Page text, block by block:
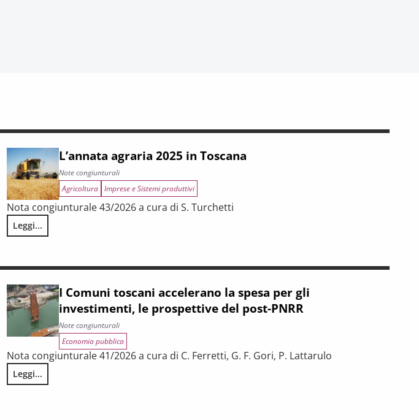
L’annata agraria 2025 in Toscana
Note congiunturali
Agricoltura Imprese e Sistemi produttivi
Nota congiunturale 43/2026 a cura di S. Turchetti
Leggi...
L’annata agraria 2025 in Toscana
I Comuni toscani accelerano la spesa per gli
investimenti, le prospettive del post-PNRR
Note congiunturali
Economia pubblica
Nota congiunturale 41/2026 a cura di C. Ferretti, G. F. Gori, P. Lattarulo
Leggi...
I Comuni toscani accelerano la spesa per gli investimenti, le prospettive del post-PNRR